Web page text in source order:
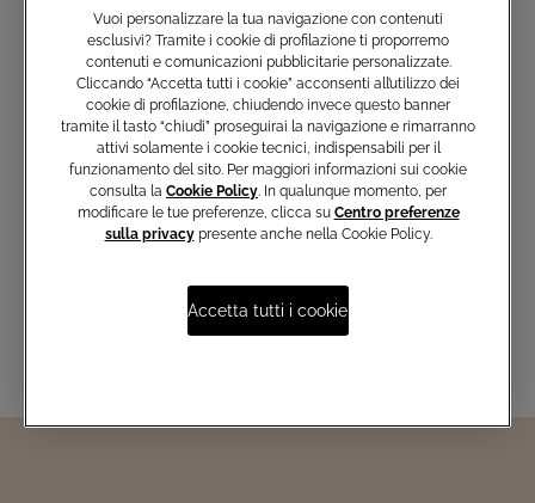
Iscriviti e non perderti le nostre
ultime collezioni, i capi esclusivi e
le novità del mondo Atelier Emé
Inserisci email
Vuoi personalizzare la tua navigazione con contenuti
esclusivi? Tramite i cookie di profilazione ti proporremo
contenuti e comunicazioni pubblicitarie personalizzate.
Cliccando “Accetta tutti i cookie” acconsenti all’utilizzo dei
cookie di profilazione, chiudendo invece questo banner
tramite il tasto “chiudi” proseguirai la navigazione e rimarranno
attivi solamente i cookie tecnici, indispensabili per il
funzionamento del sito. Per maggiori informazioni sui cookie
consulta la Cookie Policy . In qualunque momento, per
modificare le tue preferenze, clicca su Centro preferenze
sulla privacypresente anche nella Cookie Policy.
Accetta tutti i cookie